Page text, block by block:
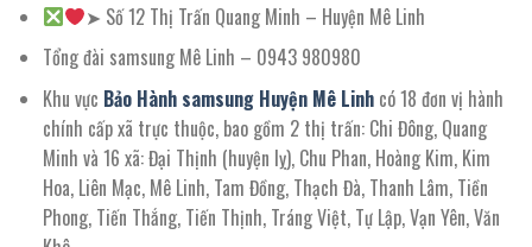
➤ Số 12 Thị Trấn Quang Minh – Huyện Mê Linh
Tổng đài samsung Mê Linh – 0943 980980
Khu vực Bảo Hành samsung Huyện Mê Linhcó 18 đơn vị hành
chính cấp xã trực thuộc, bao gồm 2 thị trấn: Chi Đông, Quang
Minh và 16 xã: Đại Thịnh (huyện lỵ), Chu Phan, Hoàng Kim, Kim
Hoa, Liên Mạc, Mê Linh, Tam Đồng, Thạch Đà, Thanh Lâm, Tiền
Phong, Tiến Thắng, Tiến Thịnh, Tráng Việt, Tự Lập, Vạn Yên, Văn